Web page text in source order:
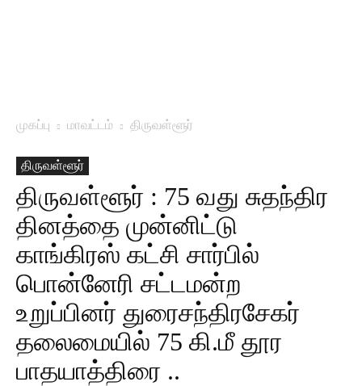
முகப்பு மாவட்டம் திருவள்ளூர்
திருவள்ளூர்
திருவள்ளூர் : 75 வது சுதந்திர
தினத்தை முன்னிட்டு
காங்கிரஸ் கட்சி சார்பில்
பொன்னேரி சட்டமன்ற
உறுப்பினர் துரைசந்திரசேகர்
தலைமையில் 75 கி.மீ தூர
பாதயாத்திரை ..